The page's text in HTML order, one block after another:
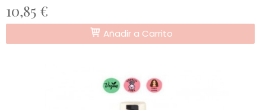
10,85 €
Añadir a Carrito